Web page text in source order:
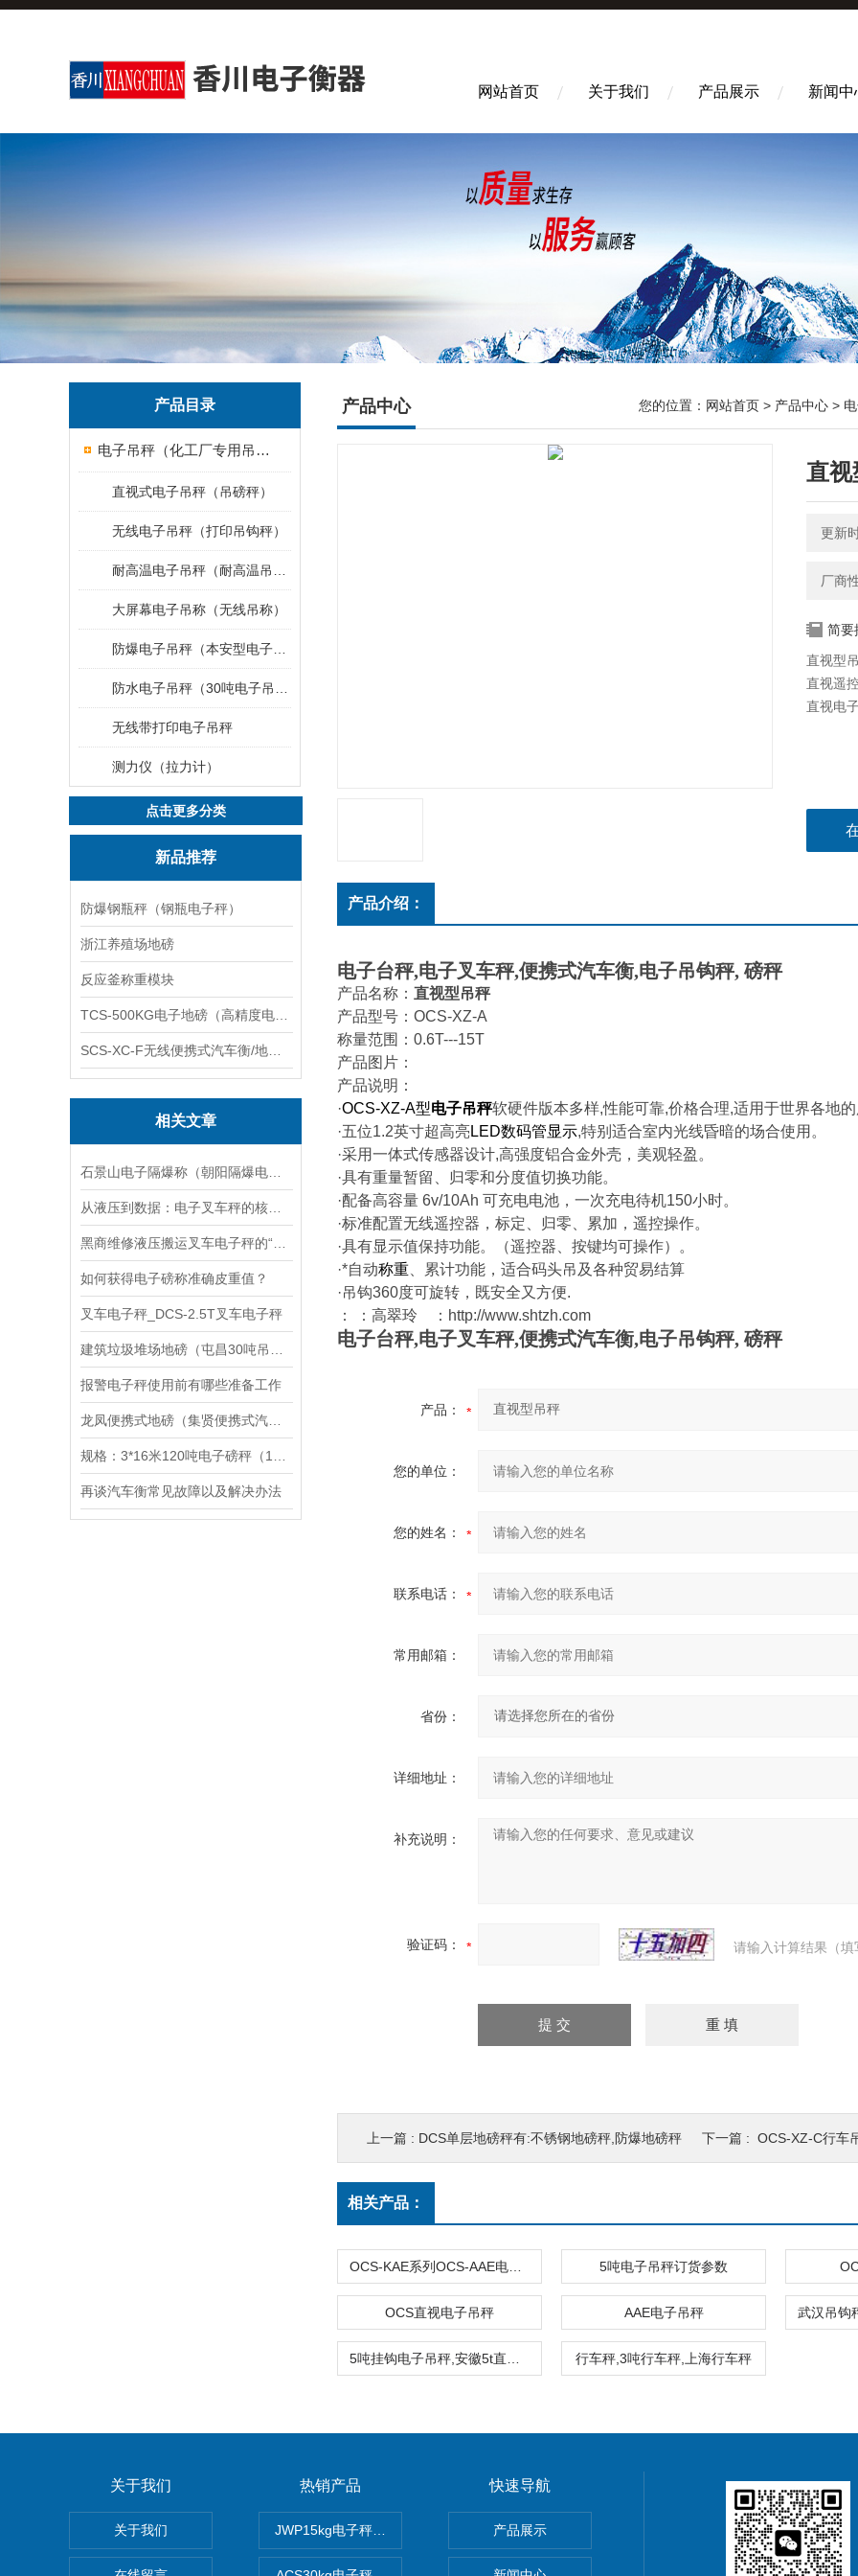
网站首页 关于我们 产品展示 新闻中
产品目录
电子吊秤（化工厂专用吊秤）
直视式电子吊秤（吊磅秤）
无线电子吊秤（打印吊钩秤）
大屏幕电子吊称（无线吊称）
无线带打印电子吊秤
测力仪（拉力计）
点击更多分类
新品推荐
防爆钢瓶秤（钢瓶电子秤）
浙江养殖场地磅
反应釜称重模块
相关文章
如何获得电子磅称准确皮重值？
叉车电子秤_DCS-2.5T叉车电子秤
报警电子秤使用前有哪些准备工作
再谈汽车衡常见故障以及解决办法
产品中心 您的位置： 网站首页 > 产品中心 >
直视
更新
厂商
简要
直视型
直视遥
直视电
产品介绍：
电子台秤,电子叉车秤,便携式汽车衡,电子吊钩秤, 磅秤
产品名称： 直视型吊秤
产品型号：OCS-XZ-A
称量范围：0.6T---15T
产品图片：
产品说明：
·OCS-XZ-A型电子吊秤软硬件版本多样,性能可靠,价格合理,适用于世界各地
·五位1.2英寸超高亮LED数码管显示,特别适合室内光线昏暗的场合使用。
·采用一体式传感器设计,高强度铝合金外壳，美观轻盈。
·具有重量暂留、归零和分度值切换功能。
·配备高容量 6v/10Ah 可充电电池，一次充电待机150小时。
·标准配置无线遥控器，标定、归零、累加，遥控操作。
·具有显示值保持功能。
（遥控器、按键均可操作）
。
·*自动称重 、累计功能，适合码头吊及各种贸易结算
·吊钩360度可旋转，既安全又方便.
： ：高翠玲 ： http://www.shtzh.com
电子台秤,电子叉车秤,便携式汽车衡,电子吊钩秤, 磅秤
产品：
您的单位：
您的姓名：
联系电话：
常用邮箱：
省份：
详细地址：
补充说明：
验证码： 请输入计算结果（
上一篇 : DCS单层地磅秤有:不锈钢地磅秤,防爆地磅秤 下一篇 : OCS-XZ-C行车
相关产品：
5吨电子吊秤订货参数
OCS直视电子吊秤 AAE电子吊秤
行车秤,3吨行车秤,上海行车秤
关于我们
关于我们
热销产品
JWP15kg电子秤价格,15公斤电子秤价钱,15KG电子称报价
快速导航
产品展示